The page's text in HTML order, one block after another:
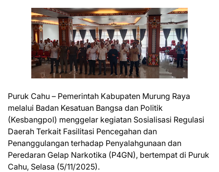
Puruk Cahu – Pemerintah Kabupaten Murung Raya
melalui Badan Kesatuan Bangsa dan Politik
(Kesbangpol) menggelar kegiatan Sosialisasi Regulasi
Daerah Terkait Fasilitasi Pencegahan dan
Penanggulangan terhadap Penyalahgunaan dan
Peredaran Gelap Narkotika (P4GN), bertempat di Puruk
Cahu, Selasa (5/11/2025).